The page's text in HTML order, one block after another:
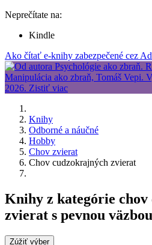
Neprečítate na:
Kindle
Ako čítať e-knihy zabezpečené cez
Knihy
Odborné a náučné
Hobby
Chov zvierat
Chov cudzokrajných zvierat
Knihy z kategórie
zvierat s pevnou väzbou
Zúžiť výber